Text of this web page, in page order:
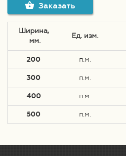
Заказать
Ширина,
мм.
Ед. изм.
200 п.м.
300 п.м.
400 п.м.
500 п.м.